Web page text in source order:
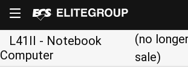
L41II - Notebook
Computer
(no
sale)